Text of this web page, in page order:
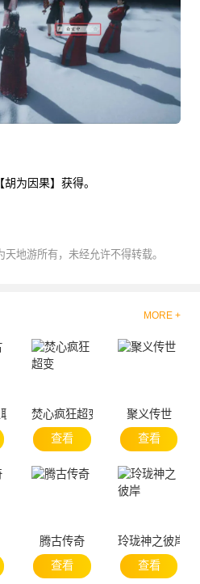
为因果】获得。
天地游所有，未经允许不得转载。
MORE +
业
焚心疯狂超变
查看
聚义传世
查看
腾古传奇
查看
玲珑神之彼岸
查看